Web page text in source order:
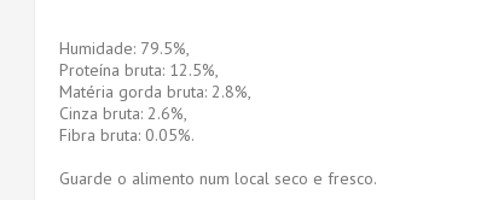
Humidade: 79.5%,
Proteína bruta: 12.5%,
Matéria gorda bruta: 2.8%,
Cinza bruta: 2.6%,
Fibra bruta: 0.05%.
Guarde o alimento num local seco e fresco.